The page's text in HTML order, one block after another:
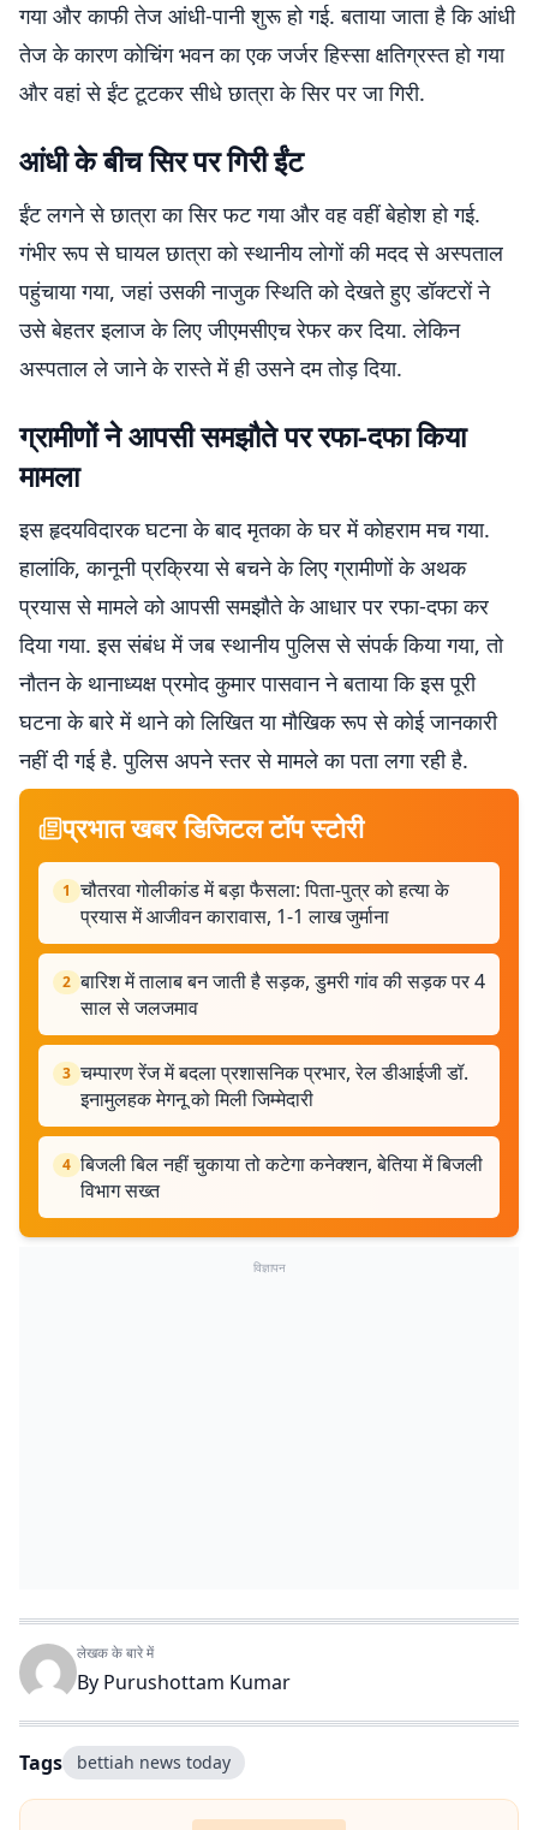
गया और काफी तेज आंधी-पानी शुरू हो गई. बताया जाता है कि आंधी
तेज के कारण कोचिंग भवन का एक जर्जर हिस्सा क्षतिग्रस्त हो गया
और वहां से ईंट टूटकर सीधे छात्रा के सिर पर जा गिरी.
आंधी के बीच सिर पर गिरी ईंट
ईंट लगने से छात्रा का सिर फट गया और वह वहीं बेहोश हो गई.
गंभीर रूप से घायल छात्रा को स्थानीय लोगों की मदद से अस्पताल
पहुंचाया गया, जहां उसकी नाजुक स्थिति को देखते हुए डॉक्टरों ने
उसे बेहतर इलाज के लिए जीएमसीएच रेफर कर दिया. लेकिन
अस्पताल ले जाने के रास्ते में ही उसने दम तोड़ दिया.
ग्रामीणों ने आपसी समझौते पर रफा-दफा किया
मामला
इस हृदयविदारक घटना के बाद मृतका के घर में कोहराम मच गया.
हालांकि, कानूनी प्रक्रिया से बचने के लिए ग्रामीणों के अथक
प्रयास से मामले को आपसी समझौते के आधार पर रफा-दफा कर
दिया गया. इस संबंध में जब स्थानीय पुलिस से संपर्क किया गया, तो
नौतन के थानाध्यक्ष प्रमोद कुमार पासवान ने बताया कि इस पूरी
घटना के बारे में थाने को लिखित या मौखिक रूप से कोई जानकारी
नहीं दी गई है. पुलिस अपने स्तर से मामले का पता लगा रही है.
प्रभात खबर डिजिटल टॉप स्टोरी
1 चौतरवा गोलीकांड में बड़ा फैसला: पिता-पुत्र को हत्या के
प्रयास में आजीवन कारावास, 1-1 लाख जुर्माना
2 बारिश में तालाब बन जाती है सड़क, डुमरी गांव की सड़क पर 4
साल से जलजमाव
3 चम्पारण रेंज में बदला प्रशासनिक प्रभार, रेल डीआईजी डॉ.
इनामुलहक मेगनू को मिली जिम्मेदारी
4 बिजली बिल नहीं चुकाया तो कटेगा कनेक्शन, बेतिया में बिजली
विभाग सख्त
विज्ञापन
लेखक के बारे में
By Purushottam Kumar
Tags bettiah news today